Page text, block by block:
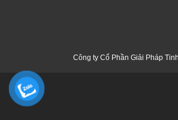
Công ty Cổ Phần Giải Pháp